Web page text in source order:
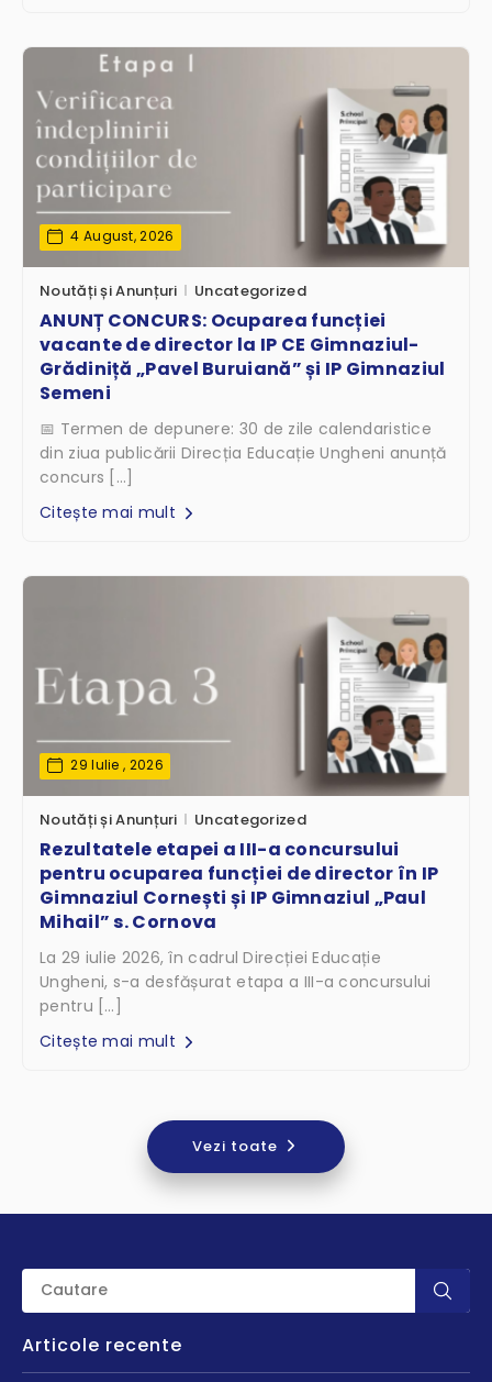
4 August, 2026
Noutăți și Anunțuri Uncategorized
ANUNȚ CONCURS: Ocuparea funcției
vacante de director la IP CE Gimnaziul-
Grădiniță „Pavel Buruiană” și IP Gimnaziul
Semeni
📅 Termen de depunere: 30 de zile calendaristice
din ziua publicării Direcția Educație Ungheni anunță
concurs […]
Citește mai mult
29 Iulie , 2026
Noutăți și Anunțuri Uncategorized
Rezultatele etapei a III-a concursului
pentru ocuparea funcției de director în IP
Gimnaziul Cornești și IP Gimnaziul „Paul
Mihail” s. Cornova
La 29 iulie 2026, în cadrul Direcției Educație
Ungheni, s-a desfășurat etapa a III-a concursului
pentru […]
Citește mai mult
Vezi toate
Articole recente